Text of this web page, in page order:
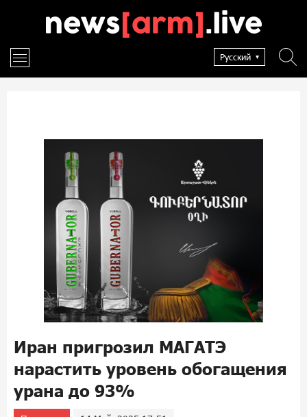
Русский
Иран пригрозил МАГАТЭ
нарастить уровень обогащения
урана до 93%